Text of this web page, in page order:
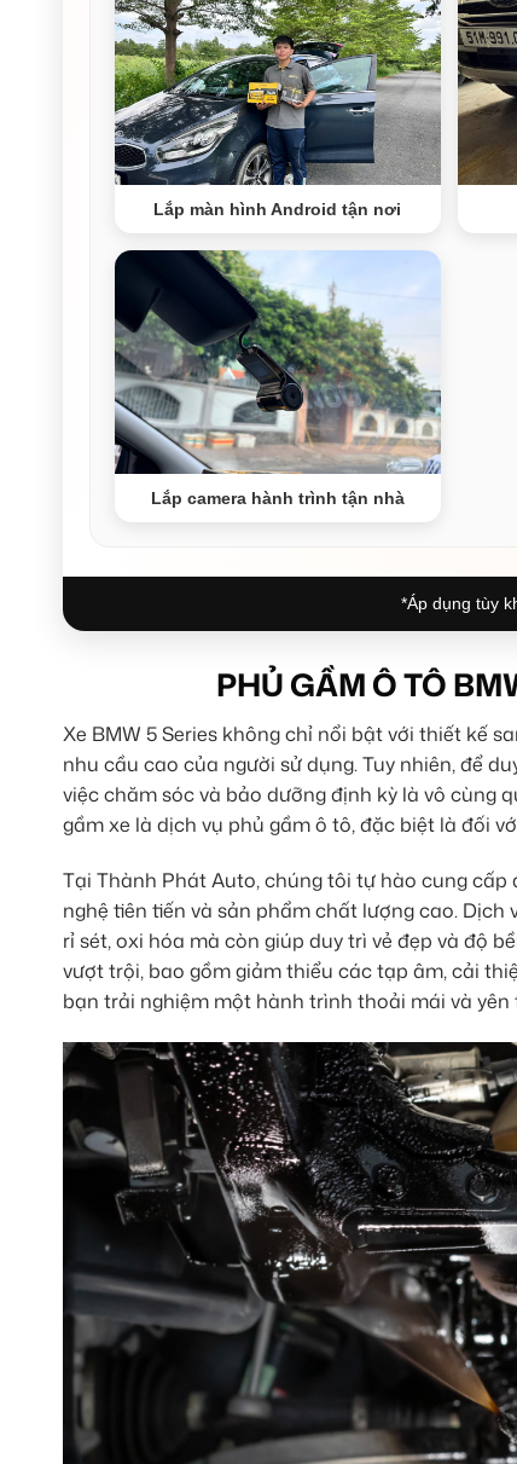
Lắp màn hình Android tận nơi
Lắp camera hành trình tận nhà
*Áp dụng tùy
PHỦ GẦM Ô TÔ
Xe BMW 5 Series không chỉ nổi bật với thiết kế
nhu cầu cao của người sử dụng. Tuy nhiên, để
việc chăm sóc và bảo dưỡng định kỳ là vô cùng
gầm xe là dịch vụ phủ gầm ô tô, đặc biệt là đối
Tại Thành Phát Auto, chúng tôi tự hào cung cấp
nghệ tiên tiến và sản phẩm chất lượng cao.
rỉ sét, oxi hóa mà còn giúp duy trì vẻ đẹp và độ
vượt trội, bao gồm giảm thiểu các tạp âm, cải
bạn trải nghiệm một hành trình thoải mái và yên